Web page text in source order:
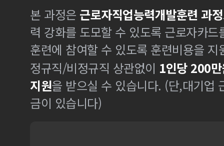
본 과정은 근로자직업능력개발훈련 과정
력 강화를 도모할 수 있도록 근로자카
훈련에 참여할 수 있도록 훈련비용을 지
정규직/비정규직 상관없이 1인당 200
지원을 받으실 수 있습니다. (단,대기업
금이 있습니다)